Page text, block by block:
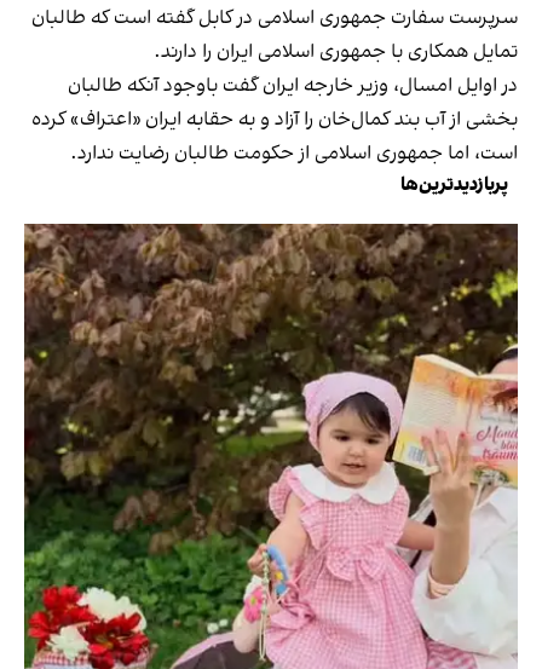
سرپرست سفارت جمهوری اسلامی در کابل گفته است که طالبان
تمایل همکاری با جمهوری اسلامی ایران را دارند.
در اوایل امسال، وزیر خارجه ایران گفت باوجود آنکه طالبان
بخشی از آب بند کمال‌خان را آزاد و به حقابه ایران «اعتراف» کرده
است، اما جمهوری اسلامی از حکومت طالبان رضایت ندارد.
پربازدیدترین‌ها